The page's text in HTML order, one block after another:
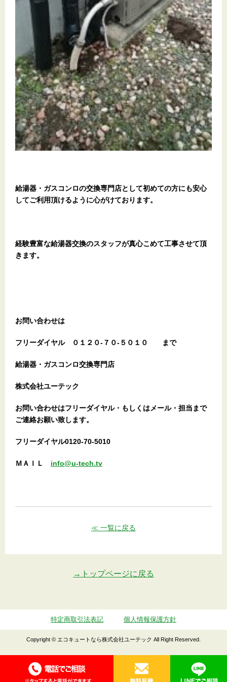
給湯器・ガスコンロの交換専門店として初めての方にも安心
してご利用頂けるように心がけております。
経験豊富な給湯器交換のスタッフが真心こめて工事させて頂
きます。
お問い合わせは
フリーダイヤル ０１２０-７０-５０１０ まで
給湯器・ガスコンロ交換専門店
株式会社ユーテック
お問い合わせはフリーダイヤル・もしくはメール・担当まで
ご連絡お願い致します。
フリーダイヤル0120-70-5010
ＭＡＩＬ info@u-tech.tv
≪ 一覧に戻る
→トップページに戻る
特定商取引法表記 個人情報保護方針
Copyright © エコキュートなら株式会社ユーテック All Right Reserved.